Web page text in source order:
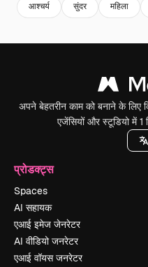
आश्चर्य सुंदर महिला
अपने बेहतरीन काम को बनाने के लिए
एजेंसियों और स्टूडियो में 1
प्रोडक्ट्स
Spaces
AI सहायक
एआई इमेज जेनरेटर
AI वीडियो जनरेटर
एआई वॉयस जनरेटर